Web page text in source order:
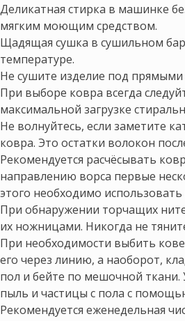
Деликатная стирка в машинке
мягким моющим средством.
Щадящая сушка в сушильном
температуре.
Не сушите изделие под
При выборе ковра всегда
максимальной загрузке
Не волнуйтесь, если заметите
ковра. Это остатки волокон
Рекомендуется расчёсывать
направлению ворса первые
этого необходимо использовать
При обнаружении торчащих
их ножницами. Никогда не
При необходимости выбить
его через линию, а наоборот,
пол и бейте по мешочной
пыль и частицы с пола с
Рекомендуется еженедельная